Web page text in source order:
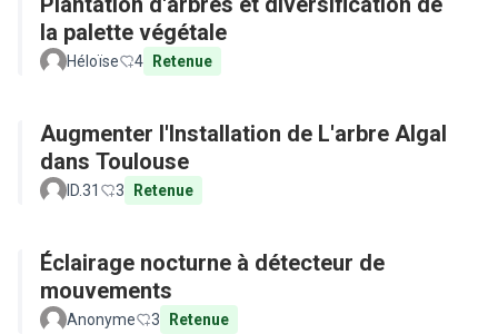
la palette végétale
Héloïse 4 Retenue
Augmenter l'Installation de L'arbre Algal
dans Toulouse
ID.31 3 Retenue
Éclairage nocturne à détecteur de
mouvements
Anonyme 3 Retenue